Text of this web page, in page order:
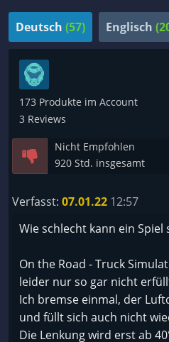
Deutsch (57) Englisch
173 Produkte im Account
3 Reviews
Nicht Empfohlen
920 Std. insgesamt
Verfasst: 07.01.22 12:57
Wie schlecht kann ein Spiel
On the Road - Truck
leider nur so gar nicht
Ich bremse einmal, der
und füllt sich auch nicht
Die Lenkung wird erst ab